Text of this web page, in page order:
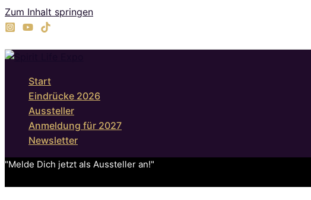
Zum Inhalt springen
Start
Eindrücke 2026
Aussteller
Anmeldung für 2027
Newsletter
"Melde Dich jetzt als Aussteller an!"